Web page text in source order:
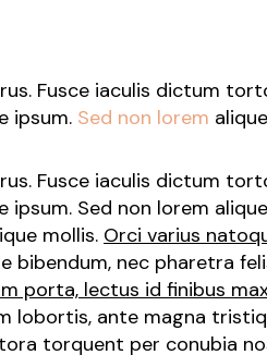
Fusce iaculis dictum
ipsum. Sed non lorem
Fusce iaculis dictum
Sed non lorem
mollis. Orci varius
bibendum, nec pharetra
porta, lectus id finibus
lobortis, ante magna
torquent per conubia